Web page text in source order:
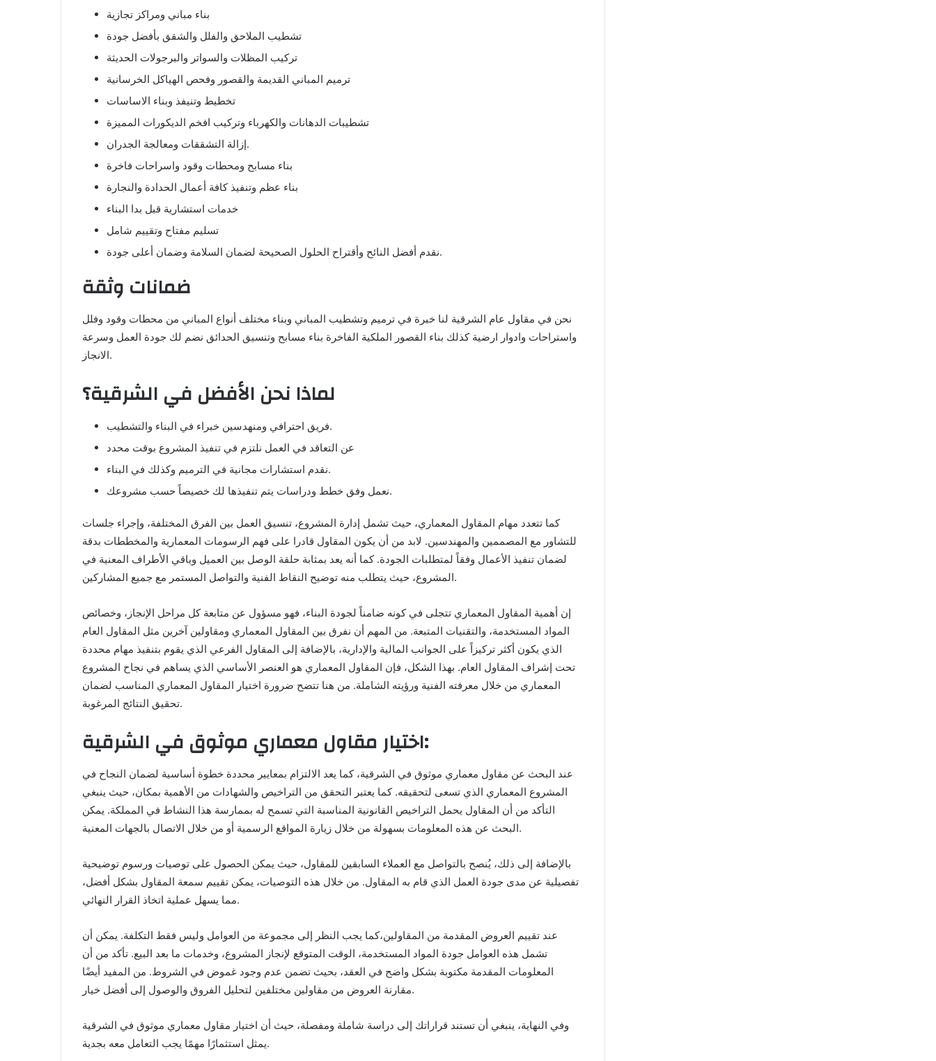
بناء مباني ومراكز تجازية
تشطيب الملاحق والفلل والشقق بأفضل جودة
تركيب المظلات والسواتر والبرجولات الحديثة
ترميم المباني القديمة والقصور وفحص الهياكل الخرسانية
تخطيط وتنيفذ وبناء الاساسات
تشطيبات الدهانات والكهرباء وتركيب افخم الديكورات المميزة
إزالة التشققات ومعالجة الجدران.
بناء مسابح ومحطات وقود واسراحات فاخرة
بناء عظم وتنفيذ كافة أعمال الحدادة والنجارة
خدمات استشارية قبل بدا البناء
تسليم مفتاح وتقييم شامل
نقدم أفضل النائح وأقتراح الحلول الصحيحة لضمان السلامة وضمان أعلى جودة.
ضمانات وثقة
نحن في مقاول عام الشرقية لنا خبرة في ترميم وتشطيب المباني وبناء مختلف أنواع المباني من محطات وقود وفلل
واستراحات وادوار ارضية كذلك بناء القصور الملكية الفاخرة بناء مسابح وتنسيق الحدائق نضم لك جودة العمل وسرعة
الانجاز.
لماذا نحن الأفضل في الشرقية؟
فريق احترافي ومنهدسين خبراء في البناء والتشطيب.
عن التعاقد في العمل نلتزم في تنفيذ المشروع بوقت محدد
نقدم استشارات مجانية في الترميم وكذلك في البناء.
نعمل وفق خطط ودراسات يتم تنفيذها لك خصيصاً حسب مشروعك.
كما تتعدد مهام المقاول المعماري، حيث تشمل إدارة المشروع، تنسيق العمل بين الفرق المختلفة، وإجراء جلسات
للتشاور مع المصممين والمهندسين. لابد من أن يكون المقاول قادرا على فهم الرسومات المعمارية والمخططات بدقة
لضمان تنفيذ الأعمال وفقاً لمتطلبات الجودة. كما أنه يعد بمثابة حلقة الوصل بين العميل وباقي الأطراف المعنية في
المشروع، حيث يتطلب منه توضيح النقاط الفنية والتواصل المستمر مع جميع المشاركين.
إن أهمية المقاول المعماري تتجلى في كونه ضامناً لجودة البناء، فهو مسؤول عن متابعة كل مراحل الإنجاز، وخصائص
المواد المستخدمة، والتقنيات المتبعة. من المهم أن نفرق بين المقاول المعماري ومقاولين آخرين مثل المقاول العام
الذي يكون أكثر تركيزاً على الجوانب المالية والإدارية، بالإضافة إلى المقاول الفرعي الذي يقوم بتنفيذ مهام محددة
تحت إشراف المقاول العام. بهذا الشكل، فإن المقاول المعماري هو العنصر الأساسي الذي يساهم في نجاح المشروع
المعماري من خلال معرفته الفنية ورؤيته الشاملة. من هنا تتضح ضرورة اختيار المقاول المعماري المناسب لضمان
تحقيق النتائج المرغوبة.
اختيار مقاول معماري موثوق في الشرقية:
عند البحث عن مقاول معماري موثوق في الشرقية، كما يعد الالتزام بمعايير محددة خطوة أساسية لضمان النجاح في
المشروع المعماري الذي تسعى لتحقيقه. كما يعتبر التحقق من التراخيص والشهادات من الأهمية بمكان، حيث ينبغي
التأكد من أن المقاول يحمل التراخيص القانونية المناسبة التي تسمح له بممارسة هذا النشاط في المملكة. يمكن
البحث عن هذه المعلومات بسهولة من خلال زيارة المواقع الرسمية أو من خلال الاتصال بالجهات المعنية.
بالإضافة إلى ذلك، يُنصح بالتواصل مع العملاء السابقين للمقاول، حيث يمكن الحصول على توصيات ورسوم توضيحية
تفصيلية عن مدى جودة العمل الذي قام به المقاول. من خلال هذه التوصيات، يمكن تقييم سمعة المقاول بشكل أفضل،
مما يسهل عملية اتخاذ القرار النهائي.
عند تقييم العروض المقدمة من المقاولين،كما يجب النظر إلى مجموعة من العوامل وليس فقط التكلفة. يمكن أن
تشمل هذه العوامل جودة المواد المستخدمة، الوقت المتوقع لإنجاز المشروع، وخدمات ما بعد البيع. تأكد من أن
المعلومات المقدمة مكتوبة بشكل واضح في العقد، بحيث تضمن عدم وجود غموض في الشروط. من المفيد أيضًا
مقارنة العروض من مقاولين مختلفين لتحليل الفروق والوصول إلى أفضل خيار.
وفي النهاية، ينبغي أن تستند قراراتك إلى دراسة شاملة ومفصلة، حيث أن اختيار مقاول معماري موثوق في الشرقية
يمثل استثمارًا مهمًا يجب التعامل معه بجدية.